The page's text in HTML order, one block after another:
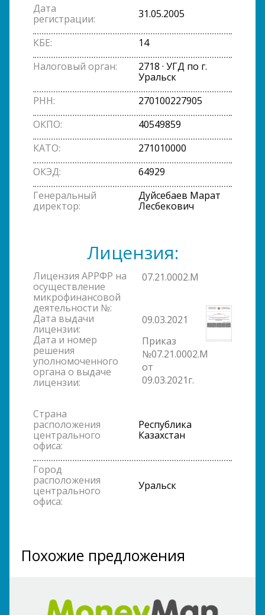
Дата
регистрации:
31.05.2005
КБЕ:
14
Налоговый орган:
2718 · УГД по г.
Уральск
РНН:
270100227905
ОКПО:
40549859
КАТО:
271010000
ОКЭД:
64929
Генеральный
директор:
Дуйсебаев Марат
Лесбекович
Лицензия:
Лицензия АРРФР на
осуществление
микрофинансовой
деятельности №:
07.21.0002.М
Дата выдачи
лицензии:
09.03.2021
Дата и номер
решения
уполномоченного
органа о выдаче
лицензии:
Приказ
№07.21.0002.М
от
09.03.2021г.
Страна
расположения
центрального
офиса:
Республика
Казахстан
Город
расположения
центрального
офиса:
Уральск
Похожие предложения